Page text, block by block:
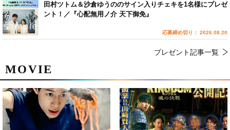
MOVIE
田村ツトム＆沙倉ゆうののサイン入りチェキを1名様にプレゼ
ント！／『心配無用ノ介 天下御免』
応募締め切り： 2026.08.20
プレゼント記事一覧